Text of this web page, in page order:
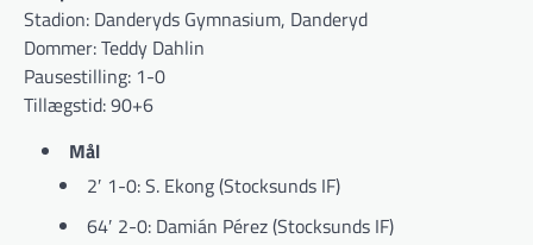
Stadion: Danderyds Gymnasium, Danderyd
Dommer: Teddy Dahlin
Pausestilling: 1-0
Tillægstid: 90+6
Mål
2′ 1-0: S. Ekong (Stocksunds IF)
64′ 2-0: Damián Pérez (Stocksunds IF)